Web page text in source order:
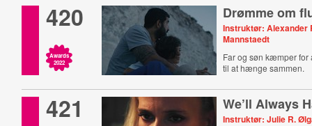
420
Awards
2022
Drømme om
Instruktør: Alexander
Mannstaedt
Far og søn kæmper for
til at hænge sammen.
421 We’ll Always
Instruktør: Julie R.